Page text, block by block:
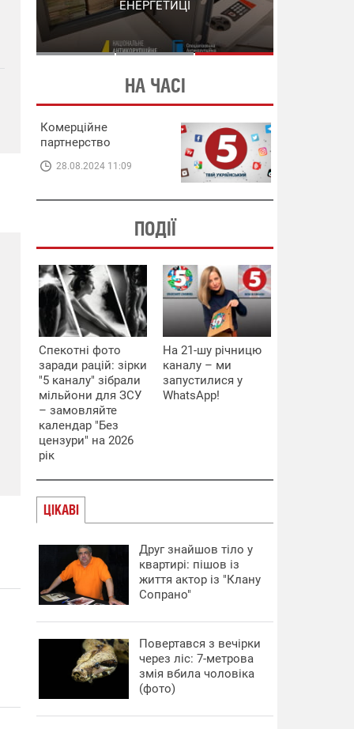
СХЕМИ В ЕНЕРГЕТИЦІ
ЕНЕРГЕТИЦІ
НА ЧАСІ
Комерційне
партнерство
28.08.2024 11:09
ПОДІЇ
Спекотні фото
заради рацій: зірки
"5 каналу" зібрали
мільйони для ЗСУ
– замовляйте
календар "Без
цензури" на 2026
рік
На 21-шу річницю
каналу – ми
запустилися у
WhatsApp!
ЦІКАВІ
Друг знайшов тіло у
квартирі: пішов із
життя актор із "Клану
Сопрано"
Повертався з вечірки
через ліс: 7-метрова
змія вбила чоловіка
(фото)